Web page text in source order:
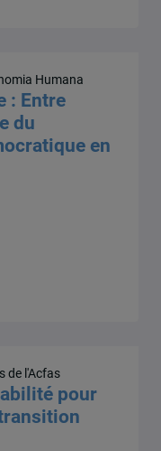
Humana
: Entre
du
en
de l'Acfas
pour